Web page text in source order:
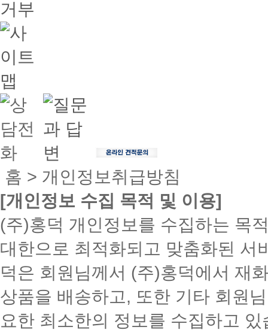
홈 > 개인정보취급방침
[개인정보 수집 목적 및 이용]
(주)홍덕 개인정보를 수집하는 목
대한으로 최적화되고 맞춤화된 서
덕은 회원님께서 (주)홍덕에서 재
상품을 배송하고, 또한 기타 회원
요한 최소한의 정보를 수집하고 있